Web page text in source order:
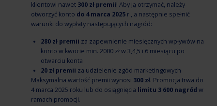
klientowi nawet 300 zł premii! Aby ją otrzymać, należy
otworzyć konto do 4 marca 2025 r., a następnie spełnić
warunki do wypłaty następujących nagród:
280 zł premii za zapewnienie miesięcznych wpływów na
konto w kwocie min. 2000 zł w 3,4,5 i 6 miesiącu po
otwarciu konta
20 zł premii za udzielenie zgód marketingowych
Maksymalna wartość premii wynosi 300 zł. Promocja trwa do
4 marca 2025 roku lub do osiągnięcia limitu 3 600 nagród w
ramach promocji.